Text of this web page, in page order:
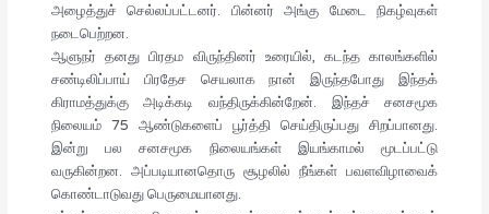
அழைத்துச் செல்லப்பட்டனர். பின்னர் அங்கு மேடை நிகழ்வுகள்
நடைபெற்றன.
ஆளுநர் தனது பிரதம விருந்தினர் உரையில், கடந்த காலங்களில்
சண்டிலிப்பாய் பிரதேச செயலாக நான் இருந்தபோது இந்தக்
கிராமத்துக்கு அடிக்கடி வந்திருக்கின்றேன். இந்தச் சனசமூக
நிலையம் 75 ஆண்டுகளைப் பூர்த்தி செய்திருப்பது சிறப்பானது.
இன்று பல சனசமூக நிலையங்கள் இயங்காமல் மூடப்பட்டு
வருகின்றன. அப்படியானதொரு சூழலில் நீங்கள் பவளவிழாவைக்
கொண்டாடுவது பெருமையானது.